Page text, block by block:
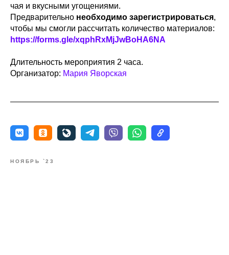
чая и вкусными угощениями.
Предварительно необходимо зарегистрироваться,
чтобы мы смогли рассчитать количество материалов:
https://forms.gle/xqphRxMjJwBoHA6NA
Длительность мероприятия 2 часа.
Организатор: Мария Яворская
НОЯБРЬ `23